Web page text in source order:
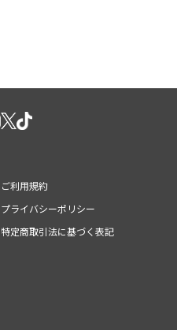
ご利用規約
プライバシーポリシー
特定商取引法に基づく表記